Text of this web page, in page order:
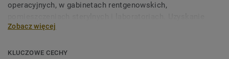
operacyjnych, w gabinetach rentgenowskich,
zaawansowanych właściwości przewodzących było
osadzonych w winylu oraz podkładu węglowego. Kolekcja
Zobacz więcej
KLUCZOWE CECHY